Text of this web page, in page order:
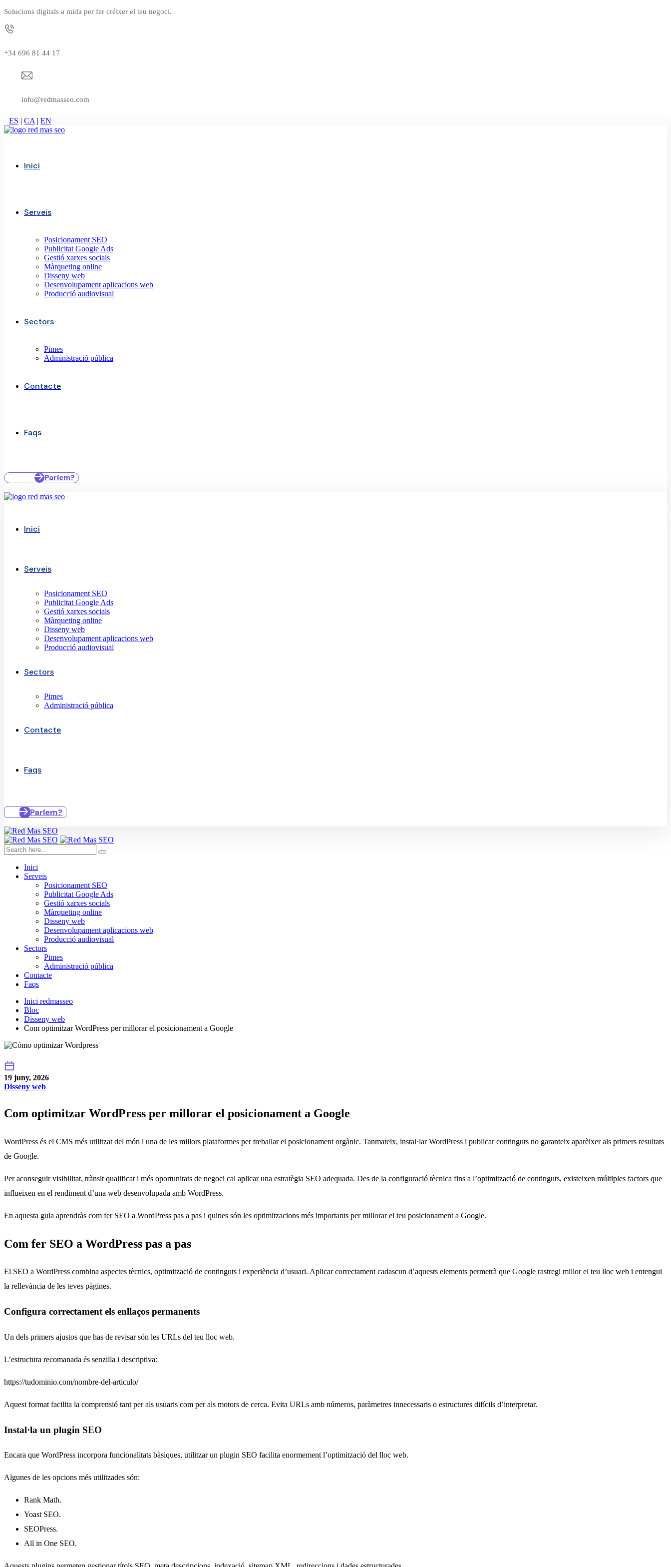
Solucions digitals a mida per fer créixer el teu negoci.
+34 696 81 44 17
info@redmasseo.com
ES | CA | EN
Inici
Serveis
Posicionament SEO
Publicitat Google Ads
Gestió xarxes socials
Màrqueting online
Disseny web
Desenvolupament aplicacions web
Producció audiovisual
Sectors
Pimes
Administració pública
Contacte
Faqs
Parlem?
Inici
Serveis
Posicionament SEO
Publicitat Google Ads
Gestió xarxes socials
Màrqueting online
Disseny web
Desenvolupament aplicacions web
Producció audiovisual
Sectors
Pimes
Administració pública
Contacte
Faqs
Parlem?
Inici
Serveis
Posicionament SEO
Publicitat Google Ads
Gestió xarxes socials
Màrqueting online
Disseny web
Desenvolupament aplicacions web
Producció audiovisual
Sectors
Pimes
Administració pública
Contacte
Faqs
Inici redmasseo
Bloc
Disseny web
Com optimitzar WordPress per millorar el posicionament a Google
19 juny, 2026
Disseny web
Com optimitzar WordPress per millorar el posicionament a Google
WordPress és el CMS més utilitzat del món i una de les millors plataformes per treballar el posicionament orgànic. Tanmateix, instal·lar WordPress i publicar continguts no garanteix aparèixer als primers resultats
de Google.
Per aconseguir visibilitat, trànsit qualificat i més oportunitats de negoci cal aplicar una estratègia SEO adequada. Des de la configuració tècnica fins a l’optimització de continguts, existeixen múltiples factors que
influeixen en el rendiment d’una web desenvolupada amb WordPress.
En aquesta guia aprendràs com fer SEO a WordPress pas a pas i quines són les optimitzacions més importants per millorar el teu posicionament a Google.
Com fer SEO a WordPress pas a pas
El SEO a WordPress combina aspectes tècnics, optimització de continguts i experiència d’usuari. Aplicar correctament cadascun d’aquests elements permetrà que Google rastregi millor el teu lloc web i entengui
la rellevància de les teves pàgines.
Configura correctament els enllaços permanents
Un dels primers ajustos que has de revisar són les URLs del teu lloc web.
L’estructura recomanada és senzilla i descriptiva:
https://tudominio.com/nombre-del-articulo/
Aquest format facilita la comprensió tant per als usuaris com per als motors de cerca. Evita URLs amb números, paràmetres innecessaris o estructures difícils d’interpretar.
Instal·la un plugin SEO
Encara que WordPress incorpora funcionalitats bàsiques, utilitzar un plugin SEO facilita enormement l’optimització del lloc web.
Algunes de les opcions més utilitzades són:
Rank Math.
Yoast SEO.
SEOPress.
All in One SEO.